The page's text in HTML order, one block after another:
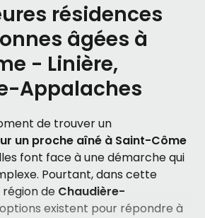
résidences
âgées à
- Linière,
Appalaches
de trouver un
un proche aîné à Saint-Côme
font face à une démarche qui
Pourtant, dans cette
de Chaudière-
existent pour répondre à